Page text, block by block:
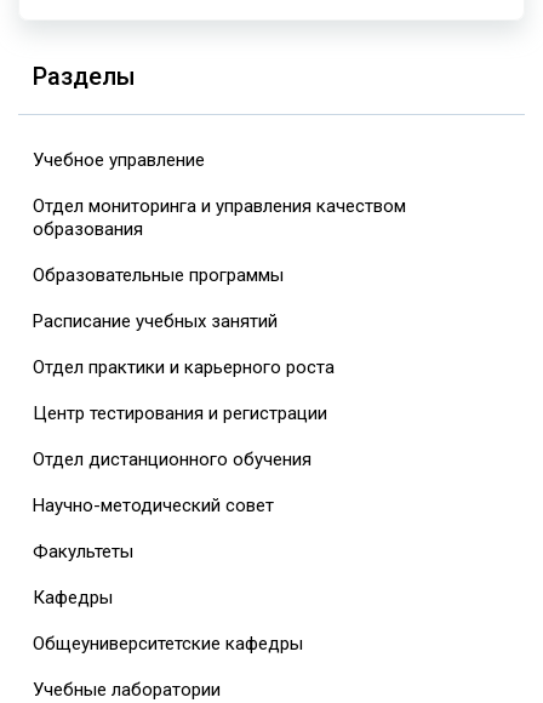
Разделы
Учебное управление
Отдел мониторинга и управления качеством
образования
Образовательные программы
Расписание учебных занятий
Отдел практики и карьерного роста
Центр тестирования и регистрации
Отдел дистанционного обучения
Научно-методический совет
Факультеты
Кафедры
Общеуниверситетские кафедры
Учебные лаборатории